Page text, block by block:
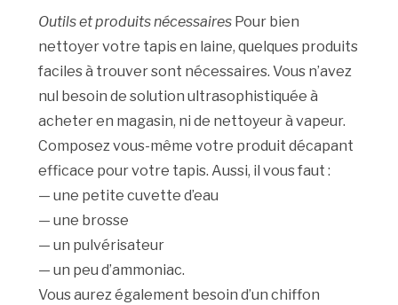
Outils et produits nécessaires Pour bien
nettoyer votre tapis en laine, quelques produits
faciles à trouver sont nécessaires. Vous n’avez
nul besoin de solution ultrasophistiquée à
acheter en magasin, ni de nettoyeur à vapeur.
Composez vous-même votre produit décapant
efficace pour votre tapis. Aussi, il vous faut :
— une petite cuvette d’eau
— une brosse
— un pulvérisateur
— un peu d’ammoniac.
Vous aurez également besoin d’un chiffon